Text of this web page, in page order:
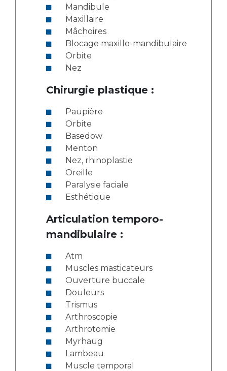
Mandibule
Maxillaire
Mâchoires
Blocage maxillo-mandibulaire
Orbite
Nez
Chirurgie plastique :
Paupière
Orbite
Basedow
Menton
Nez, rhinoplastie
Oreille
Paralysie faciale
Esthétique
Articulation temporo-
mandibulaire :
Atm
Muscles masticateurs
Ouverture buccale
Douleurs
Trismus
Arthroscopie
Arthrotomie
Myrhaug
Lambeau
Muscle temporal